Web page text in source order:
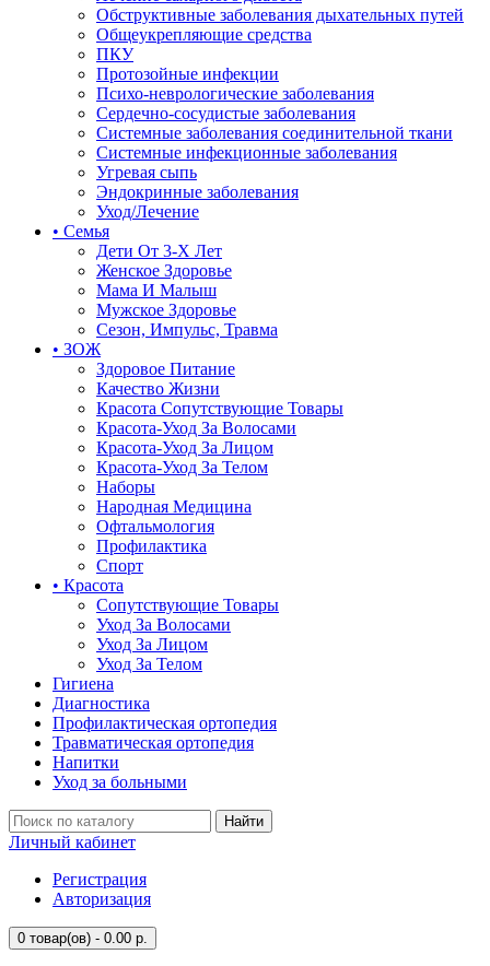
Обструктивные заболевания дыхательных путей
Общеукрепляющие средства
ПКУ
Протозойные инфекции
Психо-неврологические заболевания
Сердечно-сосудистые заболевания
Системные заболевания соединительной ткани
Системные инфекционные заболевания
Угревая сыпь
Эндокринные заболевания
Уход/Лечение
• Семья
Дети От 3-Х Лет
Женское Здоровье
Мама И Малыш
Мужское Здоровье
Сезон, Импульс, Травма
• ЗОЖ
Здоровое Питание
Качество Жизни
Красота Сопутствующие Товары
Красота-Уход За Волосами
Красота-Уход За Лицом
Красота-Уход За Телом
Наборы
Народная Медицина
Офтальмология
Профилактика
Спорт
• Красота
Сопутствующие Товары
Уход За Волосами
Уход За Лицом
Уход За Телом
Гигиена
Диагностика
Профилактическая ортопедия
Травматическая ортопедия
Напитки
Уход за больными
Найти
Личный кабинет
Регистрация
Авторизация
0 товар(ов) - 0.00 р.